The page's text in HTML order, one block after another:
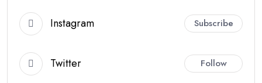
Instagram Subscribe
Twitter Follow